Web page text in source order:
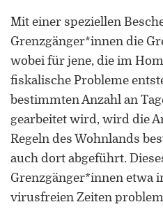
Mit einer speziellen
Grenzgänger*innen die
wobei für jene, die im
fiskalische Probleme
bestimmten Anzahl an
gearbeitet wird, wird die
Regeln des Wohnlands
auch dort abgeführt.
Grenzgänger*innen etwa
virusfreien Zeiten